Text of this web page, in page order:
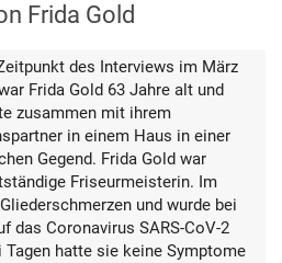
Frida Gold
des Interviews im März
Frida Gold 63 Jahre alt und
zusammen mit ihrem
in einem Haus in einer
Gegend. Frida Gold war
Friseurmeisterin. Im
und wurde bei
das Coronavirus SARS-CoV-2
hatte sie keine Symptome